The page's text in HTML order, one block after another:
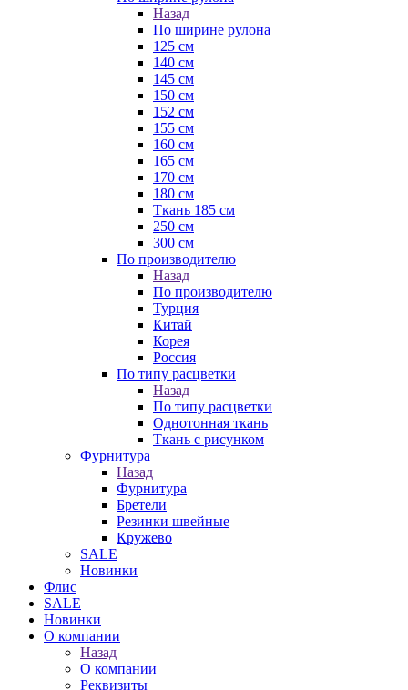
Назад
По ширине рулона
125 см
140 см
145 см
150 см
152 см
155 см
160 см
165 см
170 см
180 см
Ткань 185 см
250 см
300 см
По производителю
Назад
По производителю
Турция
Китай
Корея
Россия
По типу расцветки
Назад
По типу расцветки
Однотонная ткань
Ткань с рисунком
Фурнитура
Назад
Фурнитура
Бретели
Резинки швейные
Кружево
SALE
Новинки
Флис
SALE
Новинки
О компании
Назад
О компании
Реквизиты